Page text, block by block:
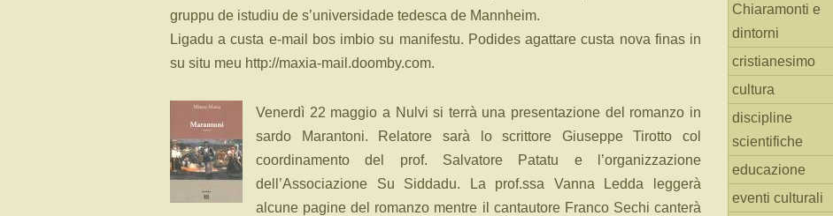
gruppu de istudiu de s’universidade tedesca de Mannheim.
Ligadu a custa e-mail bos imbio su manifestu. Podides agattare custa nova finas in
su situ meu http://maxia-mail.doomby.com.
Venerdì 22 maggio a Nulvi si terrà una presentazione del romanzo in
sardo Marantoni. Relatore sarà lo scrittore Giuseppe Tirotto col
coordinamento del prof. Salvatore Patatu e l’organizzazione
dell’Associazione Su Siddadu. La prof.ssa Vanna Ledda leggerà
alcune pagine del romanzo mentre il cantautore Franco Sechi canterà
Chiaramonti e
dintorni
cristianesimo
cultura
discipline
scientifiche
educazione
eventi culturali